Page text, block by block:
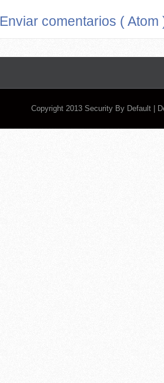
Enviar comentarios ( Atom
Copyright 2013 Security By Default |